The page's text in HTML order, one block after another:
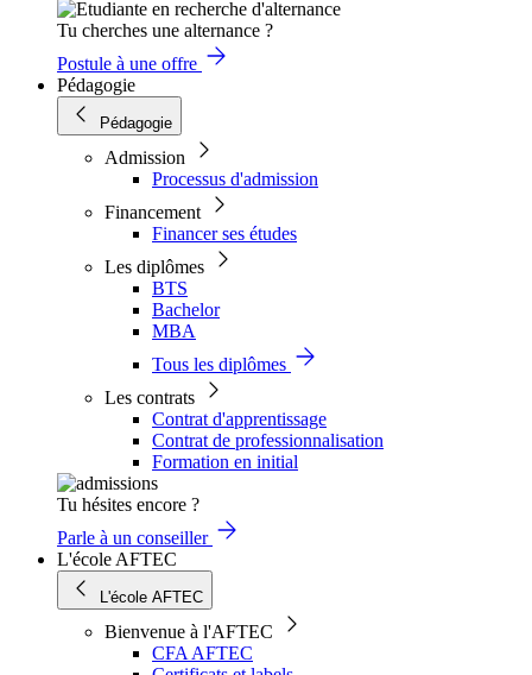
Tu cherches une alternance ?
Postule à une offre
Pédagogie
Pédagogie
Admission
Processus d'admission
Financement
Financer ses études
Les diplômes
BTS
Bachelor
MBA
Tous les diplômes
Les contrats
Contrat d'apprentissage
Contrat de professionnalisation
Formation en initial
Tu hésites encore ?
Parle à un conseiller
L'école AFTEC
L'école AFTEC
Bienvenue à l'AFTEC
CFA AFTEC